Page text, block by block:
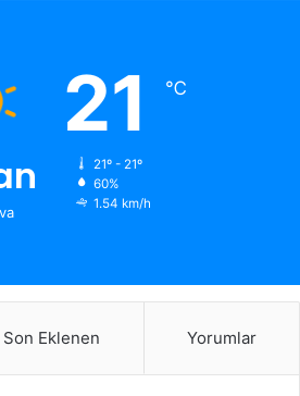
21 ℃
21º - 21º
60%
1.54 km/h
Son Eklenen Yorumlar